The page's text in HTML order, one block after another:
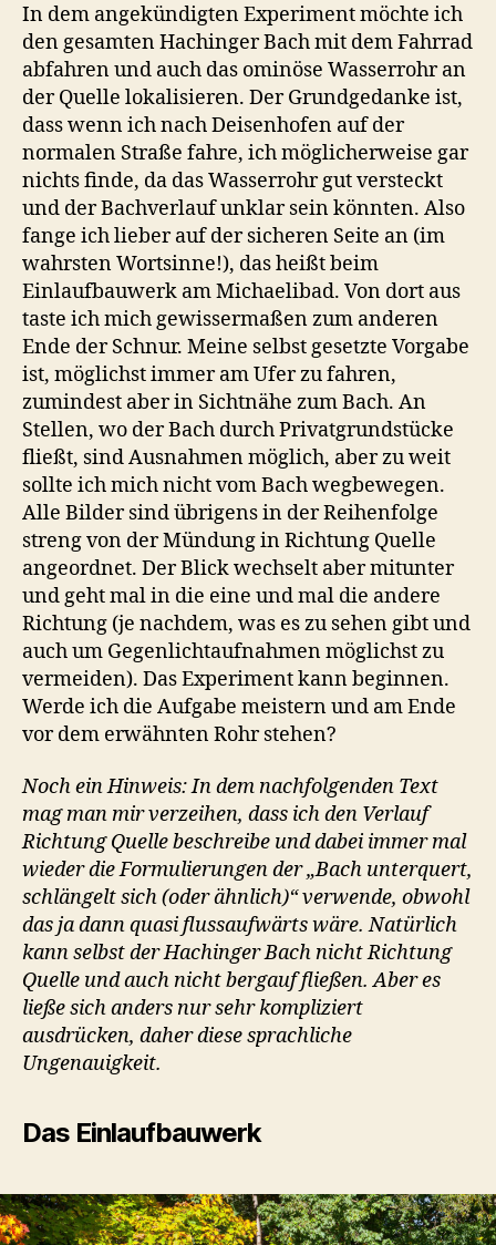
In dem angekündigten Experiment möchte ich
den gesamten Hachinger Bach mit dem Fahrrad
abfahren und auch das ominöse Wasserrohr an
der Quelle lokalisieren. Der Grundgedanke ist,
dass wenn ich nach Deisenhofen auf der
normalen Straße fahre, ich möglicherweise gar
nichts finde, da das Wasserrohr gut versteckt
und der Bachverlauf unklar sein könnten. Also
fange ich lieber auf der sicheren Seite an (im
wahrsten Wortsinne!), das heißt beim
Einlaufbauwerk am Michaelibad. Von dort aus
taste ich mich gewissermaßen zum anderen
Ende der Schnur. Meine selbst gesetzte Vorgabe
ist, möglichst immer am Ufer zu fahren,
zumindest aber in Sichtnähe zum Bach. An
Stellen, wo der Bach durch Privatgrundstücke
fließt, sind Ausnahmen möglich, aber zu weit
sollte ich mich nicht vom Bach wegbewegen.
Alle Bilder sind übrigens in der Reihenfolge
streng von der Mündung in Richtung Quelle
angeordnet. Der Blick wechselt aber mitunter
und geht mal in die eine und mal die andere
Richtung (je nachdem, was es zu sehen gibt und
auch um Gegenlichtaufnahmen möglichst zu
vermeiden). Das Experiment kann beginnen.
Werde ich die Aufgabe meistern und am Ende
vor dem erwähnten Rohr stehen?
Noch ein Hinweis: In dem nachfolgenden Text
mag man mir verzeihen, dass ich den Verlauf
Richtung Quelle beschreibe und dabei immer mal
wieder die Formulierungen der „Bach unterquert,
schlängelt sich (oder ähnlich)“ verwende, obwohl
das ja dann quasi flussaufwärts wäre. Natürlich
kann selbst der Hachinger Bach nicht Richtung
Quelle und auch nicht bergauf fließen. Aber es
ließe sich anders nur sehr kompliziert
ausdrücken, daher diese sprachliche
Ungenauigkeit.
Das Einlaufbauwerk